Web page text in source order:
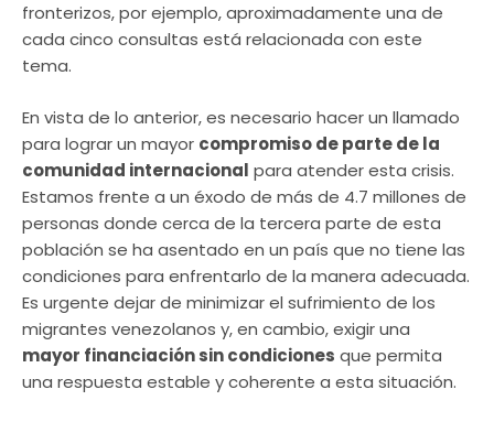
fronterizos, por ejemplo, aproximadamente una de
cada cinco consultas está relacionada con este
tema.
En vista de lo anterior, es necesario hacer un llamado
para lograr un mayor compromiso de parte de la
comunidad internacional para atender esta crisis.
Estamos frente a un éxodo de más de 4.7 millones de
personas donde cerca de la tercera parte de esta
población se ha asentado en un país que no tiene las
condiciones para enfrentarlo de la manera adecuada.
Es urgente dejar de minimizar el sufrimiento de los
migrantes venezolanos y, en cambio, exigir una
mayor financiación sin condiciones que permita
una respuesta estable y coherente a esta situación.